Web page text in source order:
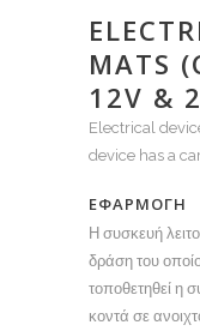
MATS
12V &
Electrical
device has a
ΕΦΑΡΜΟΓΗ
Η συσκευή
δράση του
τοποθετηθεί η
κοντά σε